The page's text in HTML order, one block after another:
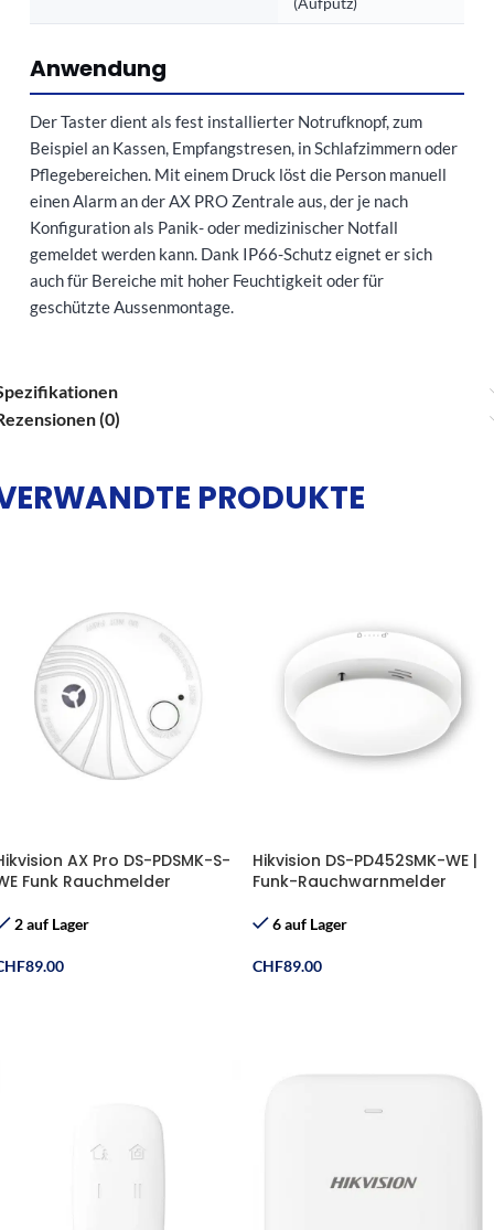
Anwendung
Der Taster dient als fest installierter Notrufknopf, zum
Beispiel an Kassen, Empfangstresen, in Schlafzimmern oder
Pflegebereichen. Mit einem Druck löst die Person manuell
einen Alarm an der AX PRO Zentrale aus, der je nach
Konfiguration als Panik- oder medizinischer Notfall
gemeldet werden kann. Dank IP66-Schutz eignet er sich
auch für Bereiche mit hoher Feuchtigkeit oder für
geschützte Aussenmontage.
(0)
PRODUKTE
AX Pro DS-PDSMK-S-
Funk Rauchmelder
2 auf Lager
89.00
Hikvision DS-PD452SMK-WE |
Funk-Rauchwarnmelder
6 auf Lager
CHF89.00